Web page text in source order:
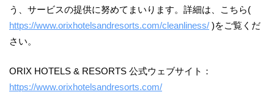
う、サービスの提供に努めてまいります。詳細は、こちら(
https://www.orixhotelsandresorts.com/cleanliness/ )をご覧くだ
さい。
ORIX HOTELS & RESORTS 公式ウェブサイト：
https://www.orixhotelsandresorts.com/